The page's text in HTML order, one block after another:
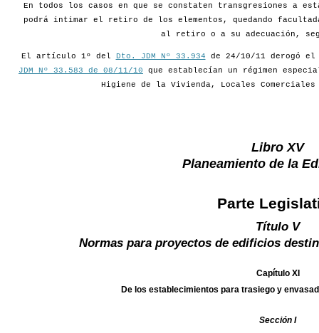
En todos los casos en que se constaten transgresiones a
podrá intimar el retiro de los elementos, quedando
al retiro o a su adecuación,
El artículo 1º del Dto. JDM Nº 33.934 de 24/10/11 derogó
JDM Nº 33.583 de 08/11/10 que establecían un régimen
Higiene de la Vivienda, Locales
Libro XV
Planeamiento de la
Parte
Título V
Normas para proyectos de edificios
Capítulo XI
De los establecimientos para trasiego y
Sección I